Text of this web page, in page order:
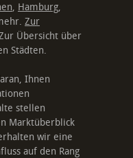
, Hamburg,
Zur
Übersicht über
Städten.
Ihnen
stellen
Marktüberblick
wir eine
auf den Rang